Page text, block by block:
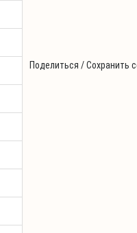
Поделиться / Сохранить